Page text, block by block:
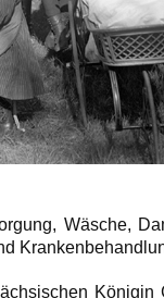
Wäsche,